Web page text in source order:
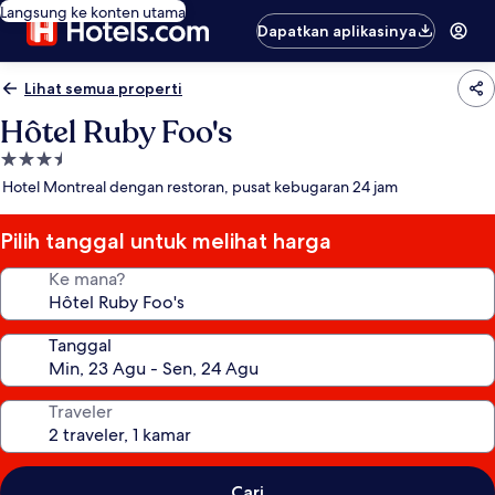
Langsung ke konten utama
Dapatkan aplikasinya
Lihat semua properti
Hôtel Ruby Foo's
Properti
bintang
Hotel Montreal dengan restoran, pusat kebugaran 24 jam
Pilih tanggal untuk melihat harga
Ke mana?
Tanggal
Traveler